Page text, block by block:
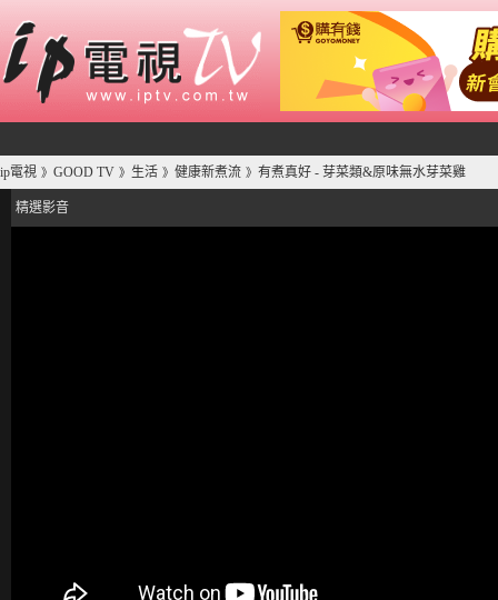
ip電視 》 GOOD TV 》 生活 》 健康新煮流 》 有煮真好 - 芽菜類&原味無水芽菜雞
精選影音